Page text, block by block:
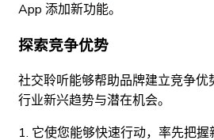
App 添加新功能。
探索竞争优势
社交聆听能够帮助品牌建立竞争优
行业新兴趋势与潜在机会。
1. 它使您能够快速行动，率先把